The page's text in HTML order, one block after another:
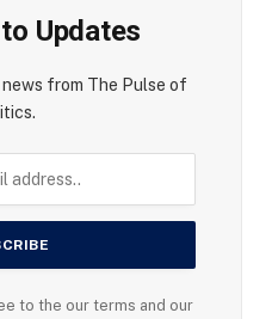
Updates
from The Pulse of
to the our terms and our